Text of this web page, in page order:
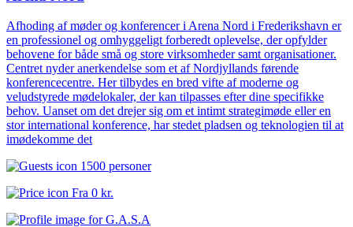
Afhoding af møder og konferencer i Arena Nord i Frederikshavn er
en professionel og omhyggeligt forberedt oplevelse, der opfylder
behovene for både små og store virksomheder samt organisationer.
Centret nyder anerkendelse som et af Nordjyllands førende
konferencecentre. Her tilbydes en bred vifte af moderne og
veludstyrede mødelokaler, der kan tilpasses efter dine specifikke
behov. Uanset om det drejer sig om et intimt strategimøde eller en
stor international konference, har stedet pladsen og teknologien til at
imødekomme det
1500 personer
Fra 0 kr.